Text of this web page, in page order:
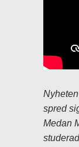
spred
Medan